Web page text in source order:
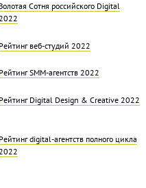
Cотня российского Digital
2022
Рейтинг веб-студий 2022
Рейтинг SMM-агентств 2022
Рейтинг Digital Design & Creative 2022
Рейтинг digital-агентств полного цикла